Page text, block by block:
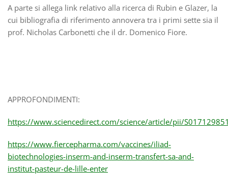
A parte si allega link relativo alla ricerca di Rubin e Glazer, la
cui bibliografia di riferimento annovera tra i primi sette sia il
prof. Nicholas Carbonetti che il dr. Domenico Fiore.
APPROFONDIMENTI:
https://www.sciencedirect.com/science/article/pii/
https://www.fiercepharma.com/vaccines/iliad-
biotechnologies-inserm-and-inserm-transfert-sa-and-
institut-pasteur-de-lille-enter